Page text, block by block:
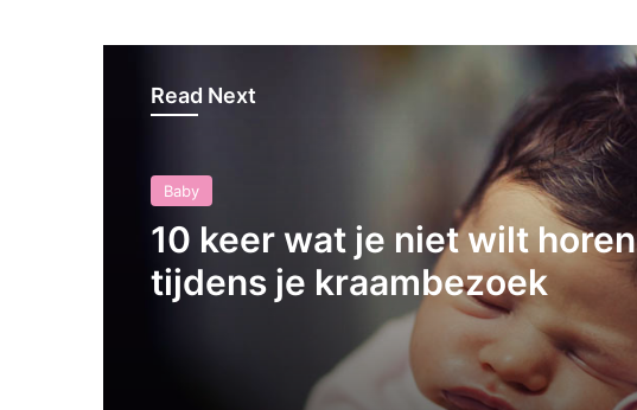
Read Next
Baby
10 keer wat je niet wilt horen
tijdens je kraambezoek